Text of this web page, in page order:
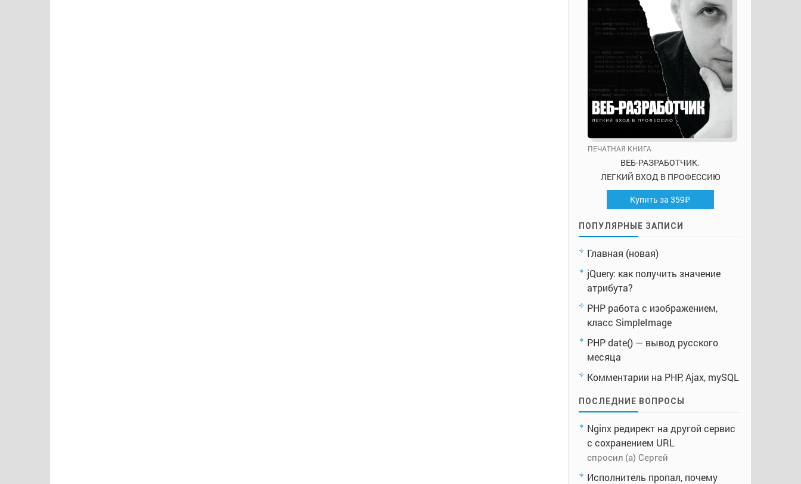
ПЕЧАТНАЯ КНИГА
ВЕБ-РАЗРАБОТЧИК.
ЛЕГКИЙ ВХОД В ПРОФЕССИЮ
Купить за 359₽
ПОПУЛЯРНЫЕ ЗАПИСИ
Главная (новая)
jQuery: как получить значение
атрибута?
PHP работа с изображением,
класс SimpleImage
PHP date() — вывод русского
месяца
Комментарии на PHP, Ajax, mySQL
ПОСЛЕДНИЕ ВОПРОСЫ
Nginx редирект на другой сервис
с сохранением URL
спросил (а) Сергей
Исполнитель пропал, почему